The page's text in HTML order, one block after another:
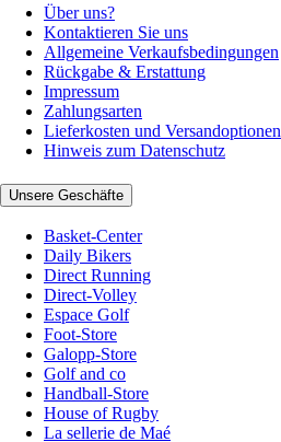
Über uns?
Kontaktieren Sie uns
Allgemeine Verkaufsbedingungen
Rückgabe & Erstattung
Impressum
Zahlungsarten
Lieferkosten und Versandoptionen
Hinweis zum Datenschutz
Unsere Geschäfte
Basket-Center
Daily Bikers
Direct Running
Direct-Volley
Espace Golf
Foot-Store
Galopp-Store
Golf and co
Handball-Store
House of Rugby
La sellerie de Maé